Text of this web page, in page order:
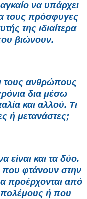
να υπάρχει
τους πρόσφυγες
της ιδιαίτερα
βιώνουν.
τους ανθρώπους
δια μέσω
και αλλού. Τι
ή μετανάστες;
είναι και τα δύο.
φτάνουν στην
προέρχονται από
πολέμους ή που